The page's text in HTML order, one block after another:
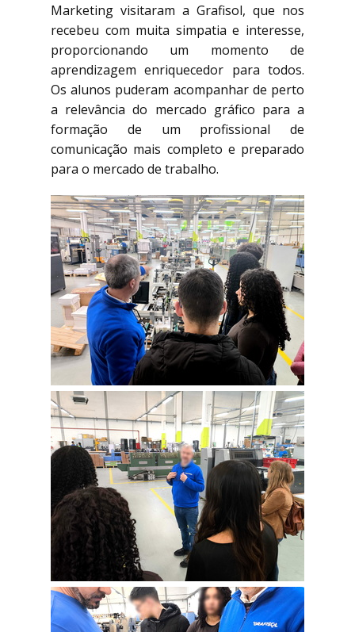
Marketing visitaram a Grafisol, que nos
recebeu com muita simpatia e interesse,
proporcionando um momento de
aprendizagem enriquecedor para todos.
Os alunos puderam acompanhar de perto
a relevância do mercado gráfico para a
formação de um profissional de
comunicação mais completo e preparado
para o mercado de trabalho.